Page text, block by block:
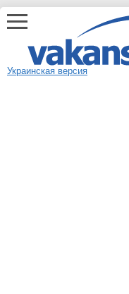
Украинская версия